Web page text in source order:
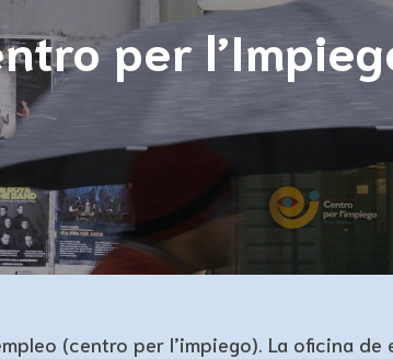
per
(centro per l’impiego). La oficina de